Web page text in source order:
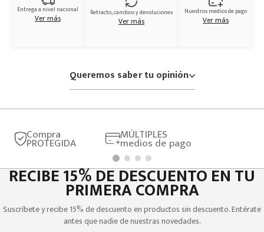
Entrega a nivel nacional
Ver más Retracto, cambios y devoluciones
Ver más
Nuestros medios de pago
Ver más
Queremos saber tu opinión
Compra
PROTEGIDA
MÚLTIPLES
medios de pago
RECIBE 15% DE DESCUENTO EN TU
PRIMERA COMPRA
Suscríbete y recibe 15% de descuento en productos sin descuento. Entérate
antes que nadie de nuestras novedades.